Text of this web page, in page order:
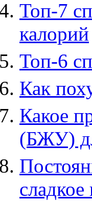
Топ-7
калорий
Топ-6
Как
Какое
(БЖУ)